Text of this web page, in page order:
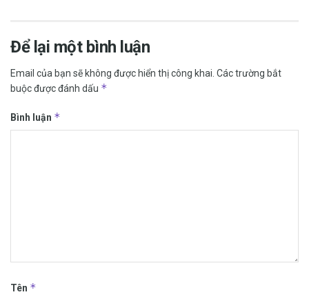
Để lại một bình luận
Email của bạn sẽ không được hiển thị công khai. Các trường bắt
buộc được đánh dấu *
Bình luận *
Tên *